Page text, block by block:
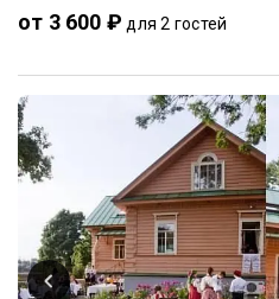
от 3 600 ₽ для 2 гостей